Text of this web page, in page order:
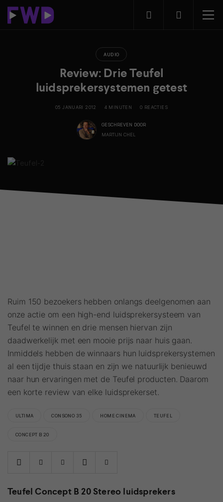
AUDIO
Review: Drie Teufel
luidsprekersystemen getest
05 JANUARI 2012 4 MINUTEN 0 REACTIES
GESCHREVEN DOOR
MARTIJN CHEL
Ruim 150 bezoekers hebben onlangs deelgenomen aan
onze actie om een high-end luidsprekersysteem van
Teufel te winnen en drie mensen hiervan zijn
daadwerkelijk met een mooie prijs naar huis gaan.
Inmiddels hebben de winnaars hun luidsprekersystemen
al een tijdje thuis staan en zijn we natuurlijk benieuwd
naar hun ervaringen met de Teufel producten. Daarom
een korte review van elke luidsprekerset.
ULTIMA CONSONO 35 HOME CINEMA TEUFEL
CONCEPT B 20
Teufel Concept B 20 Stereo luidsprekers